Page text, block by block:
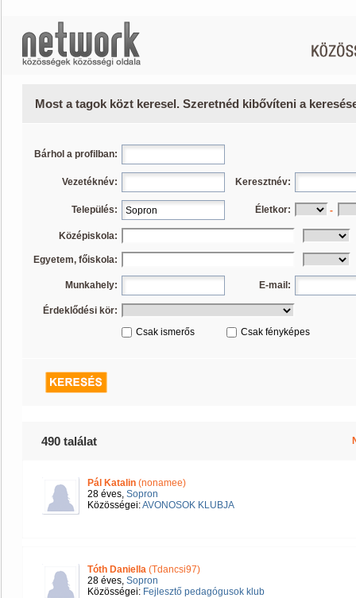
Most a tagok közt keresel. Szeretnéd kibővíteni a
Bárhol a profilban:
Vezetéknév: Keresztnév:
Település: Életkor: -
Középiskola:
Egyetem, főiskola:
Munkahely: E-mail:
Érdeklődési kör:
Csak ismerős
Csak fényképes
490 találat
Pál Katalin (nonamee)
28 éves, Sopron
Közösségei:AVONOSOK KLUBJA
Tóth Daniella (Tdancsi97)
28 éves, Sopron
Közösségei: Fejlesztő pedagógusok klub